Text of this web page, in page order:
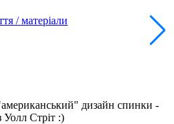
/ матеріали
дизайн спинки -
Уолл Стріт :)